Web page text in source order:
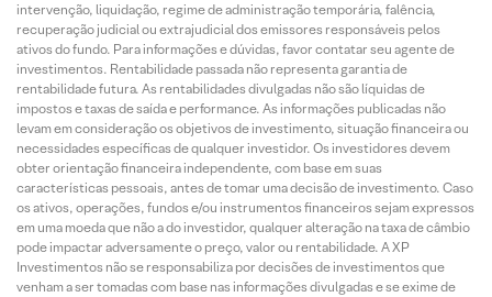
intervenção, liquidação, regime de administração temporária, falência,
recuperação judicial ou extrajudicial dos emissores responsáveis pelos
ativos do fundo. Para informações e dúvidas, favor contatar seu agente de
investimentos. Rentabilidade passada não representa garantia de
rentabilidade futura. As rentabilidades divulgadas não são líquidas de
impostos e taxas de saída e performance. As informações publicadas não
levam em consideração os objetivos de investimento, situação financeira ou
necessidades específicas de qualquer investidor. Os investidores devem
obter orientação financeira independente, com base em suas
características pessoais, antes de tomar uma decisão de investimento. Caso
os ativos, operações, fundos e/ou instrumentos financeiros sejam expressos
em uma moeda que não a do investidor, qualquer alteração na taxa de câmbio
pode impactar adversamente o preço, valor ou rentabilidade. A XP
Investimentos não se responsabiliza por decisões de investimentos que
venham a ser tomadas com base nas informações divulgadas e se exime de